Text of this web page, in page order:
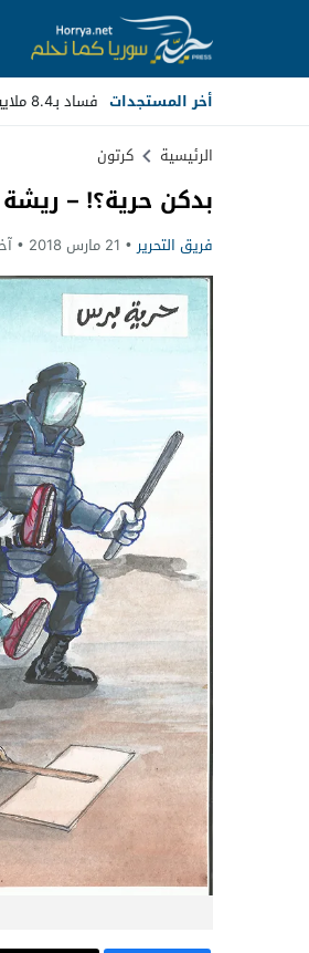
أخر المستجدات فساد بـ8.4 ملايين دولار في المصرف العقاري.. مسؤولون سابقون أما_
Previous
Next
الرئيسية كرتون
بدكن حرية؟! –
فريق التحرير 21 مارس 2018